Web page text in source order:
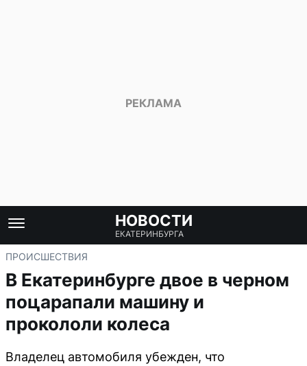
НОВОСТИ
ЕКАТЕРИНБУРГА
ПРОИСШЕСТВИЯ
В Екатеринбурге двое в черном
поцарапали машину и
прокололи колеса
Владелец автомобиля убежден, что